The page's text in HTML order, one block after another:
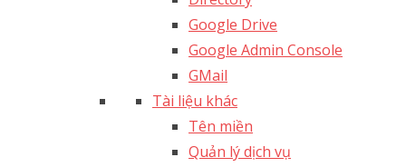
Google Drive
Google Admin Console
GMail
Tài liệu khác
Tên miền
Quản lý dịch vụ